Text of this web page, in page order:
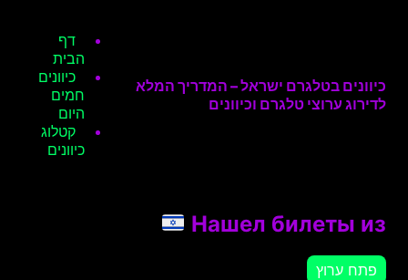
כיוונים בטלגרם ישראל – המדריך המלא
לדירוג ערוצי טלגרם וכיוונים
דף
הבית
כיוונים
חמים
היום
קטלוג
כיוונים
Нашел билеты из
פתח ערוץ